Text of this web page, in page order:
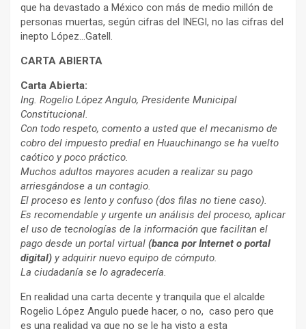
que ha devastado a México con más de medio millón de
personas muertas, según cifras del INEGI, no las cifras del
inepto López…Gatell.
CARTA ABIERTA
Carta Abierta:
Ing. Rogelio López Angulo, Presidente Municipal
Constitucional.
Con todo respeto, comento a usted que el mecanismo de
cobro del impuesto predial en Huauchinango se ha vuelto
caótico y poco práctico.
Muchos adultos mayores acuden a realizar su pago
arriesgándose a un contagio.
El proceso es lento y confuso (dos filas no tiene caso).
Es recomendable y urgente un análisis del proceso, aplicar
el uso de tecnologías de la información que facilitan el
pago desde un portal virtual (banca por Internet o portal
digital) y adquirir nuevo equipo de cómputo.
La ciudadanía se lo agradecería.
En realidad una carta decente y tranquila que el alcalde
Rogelio López Angulo puede hacer, o no, caso pero que
es una realidad ya que no se le ha visto a esta